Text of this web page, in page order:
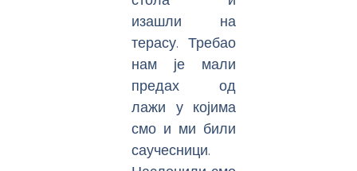
изашли на
терасу. Требао
нам је мали
предах од
лажи у којима
смо и ми били
саучесници.